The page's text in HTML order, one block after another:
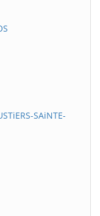
SAiNTE-